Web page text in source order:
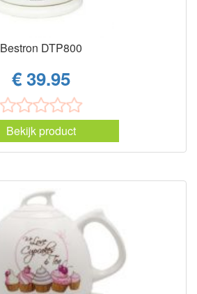
Bestron DTP800
€ 39.95
Bekijk product